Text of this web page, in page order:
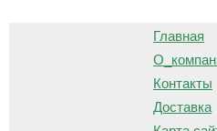
Главная
Контакты
Доставка